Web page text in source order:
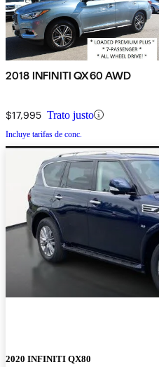
2018 INFINITI QX60 AWD
$17,995 Trato justo
Incluye tarifas de conc.
2020 INFINITI QX80